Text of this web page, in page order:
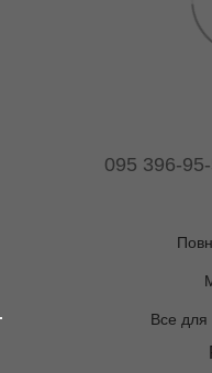
095 396-
Все для